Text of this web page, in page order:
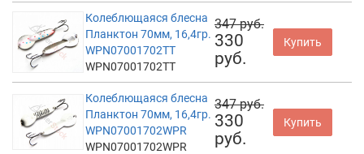
Колеблющаяся блесна
Планктон 70мм, 16,4гр.
WPN07001702TT
WPN07001702TT
347 руб.
330
руб.
Купить
Колеблющаяся блесна
Планктон 70мм, 16,4гр.
WPN07001702WPR
WPN07001702WPR
347 руб.
330
руб.
Купить